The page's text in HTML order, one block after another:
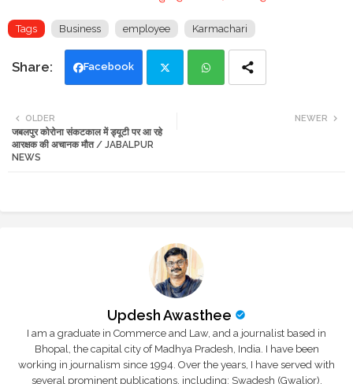
Tags Business employee Karmachari
Facebook
tte
NEWER
OLDER
जबलपुर कोरोना संकटकाल में ड्यूटी पर आ रहे
आरक्षक की अचानक मौत / JABALPUR
NEWS
Updesh Awasthee
I am a graduate in Commerce and Law, and a journalist based in
Bhopal, the capital city of Madhya Pradesh, India. I have been
working in journalism since 1994. Over the years, I have served with
several prominent publications, including: Swadesh (Gwalior),